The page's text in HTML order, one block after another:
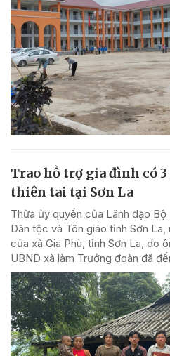
Trao hỗ trợ gia đình có
thiên tai tại Sơn La
Thừa ủy quyền của Lãnh đạo
Dân tộc và Tôn giáo tỉnh Sơn
của xã Gia Phù, tỉnh Sơn La, do
UBND xã làm Trưởng đoàn đã